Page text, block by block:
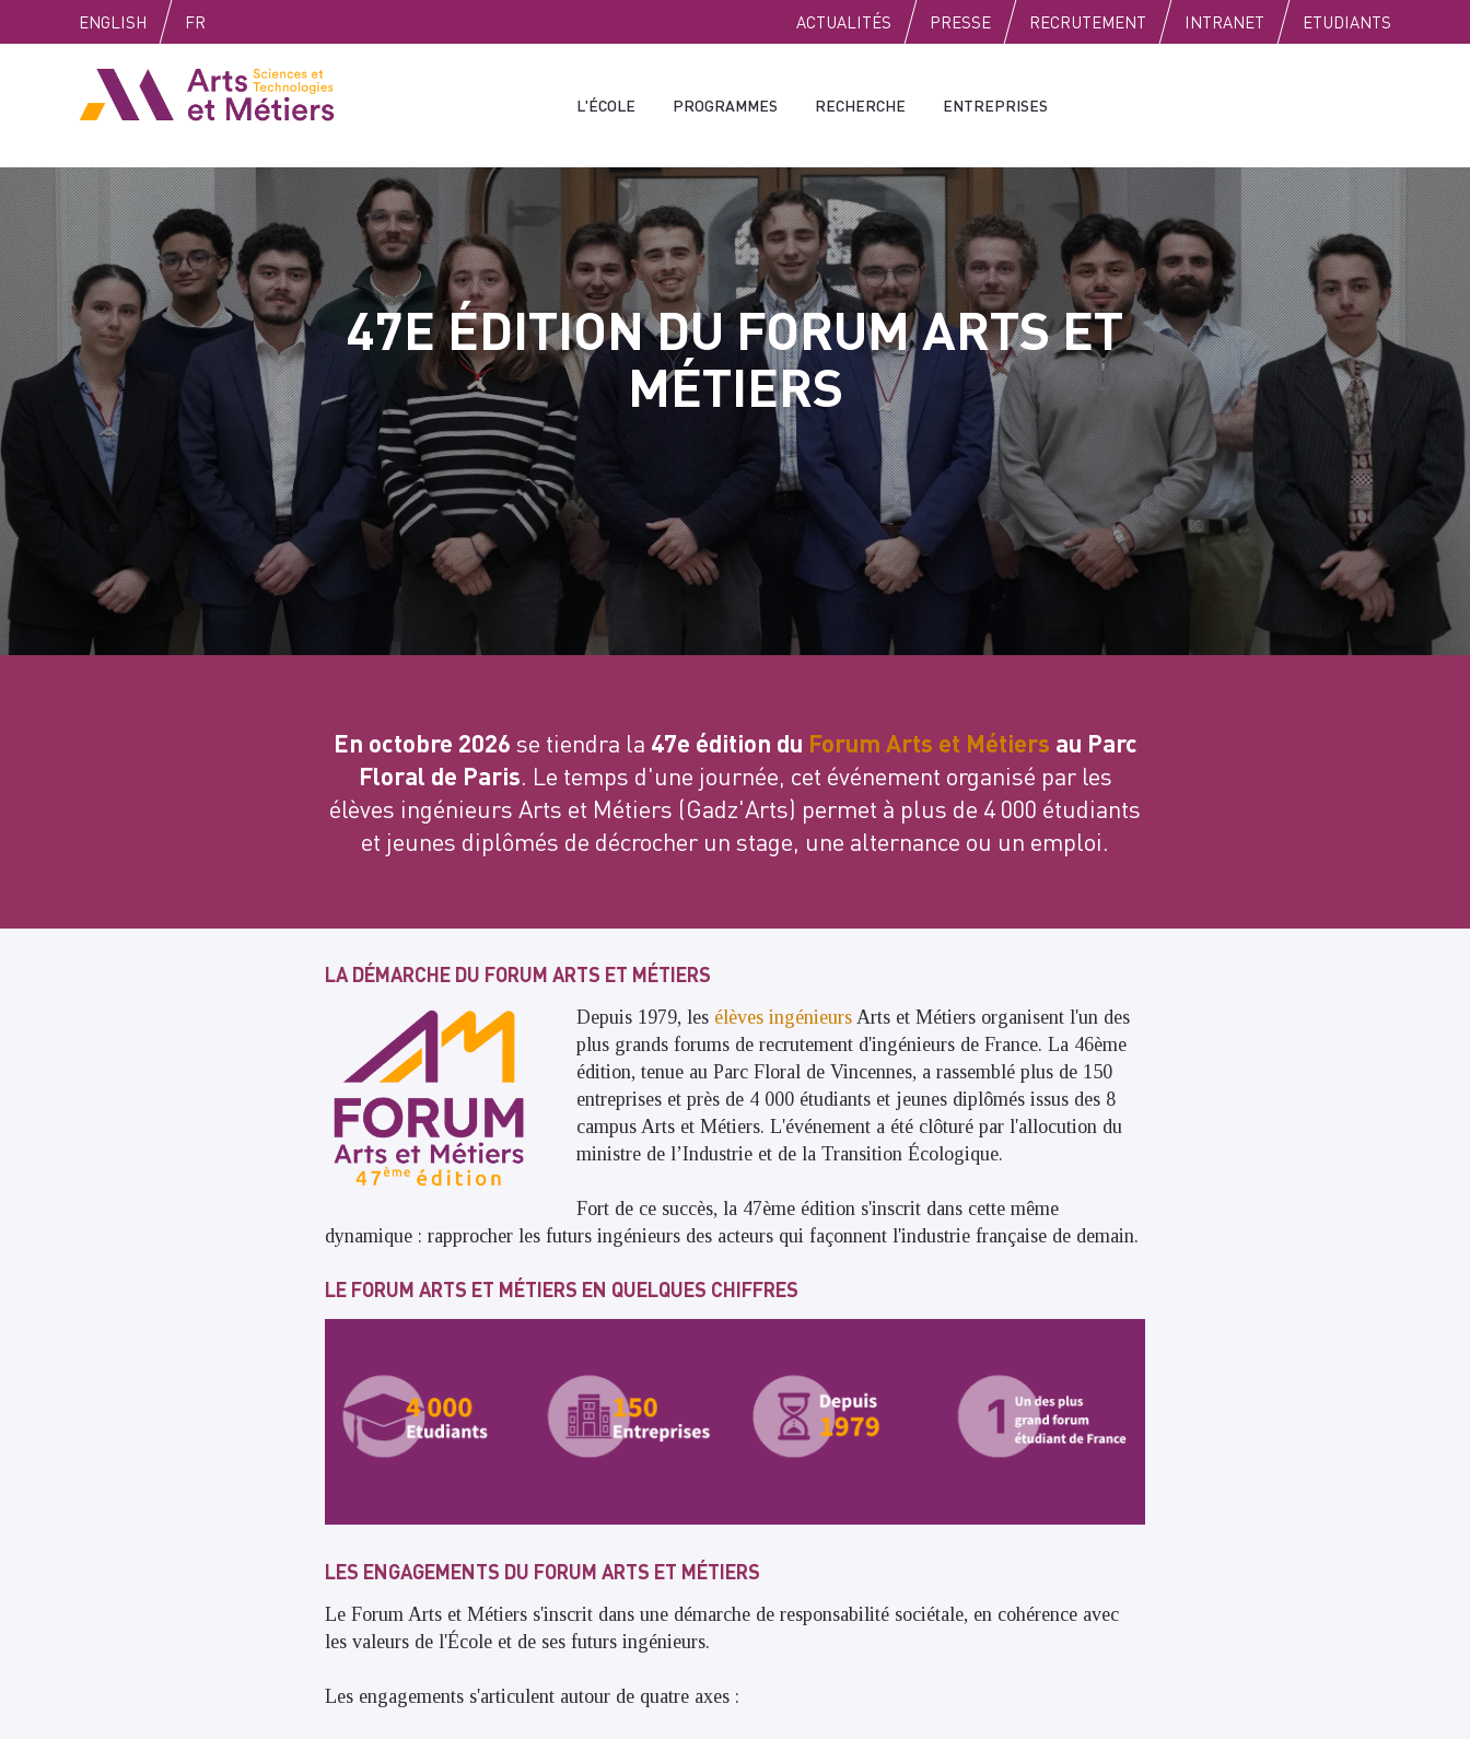
to
to
to
ENGLISH FR PUBLIC
ACTUALITÉS PRESSE RECRUTEMENT INTRANET ETUDIANTS
Arts et métiers
L'ÉCOLE PROGRAMMES RECHERCHE ENTREPRISES
47E ÉDITION DU FORUM ARTS ET
MÉTIERS
En octobre 2026 se tiendra la 47e édition du Forum Arts et Métiers au Parc
Floral de Paris. Le temps d'une journée, cet événement organisé par les
élèves ingénieurs Arts et Métiers (Gadz'Arts) permet à plus de 4 000 étudiants
et jeunes diplômés de décrocher un stage, une alternance ou un emploi.
LA DÉMARCHE DU FORUM ARTS ET MÉTIERS
Depuis 1979, les élèves ingénieurs Arts et Métiers organisent l'un des
plus grands forums de recrutement d'ingénieurs de France. La 46ème
édition, tenue au Parc Floral de Vincennes, a rassemblé plus de 150
entreprises et près de 4 000 étudiants et jeunes diplômés issus des 8
campus Arts et Métiers. L'événement a été clôturé par l'allocution du
ministre de l’Industrie et de la Transition Écologique.
Fort de ce succès, la 47ème édition s'inscrit dans cette même
dynamique : rapprocher les futurs ingénieurs des acteurs qui façonnent l'industrie française de demain.
LE FORUM ARTS ET MÉTIERS EN QUELQUES CHIFFRES
LES ENGAGEMENTS DU FORUM ARTS ET MÉTIERS
Le Forum Arts et Métiers s'inscrit dans une démarche de responsabilité sociétale, en cohérence avec
les valeurs de l'École et de ses futurs ingénieurs.
Les engagements s'articulent autour de quatre axes :